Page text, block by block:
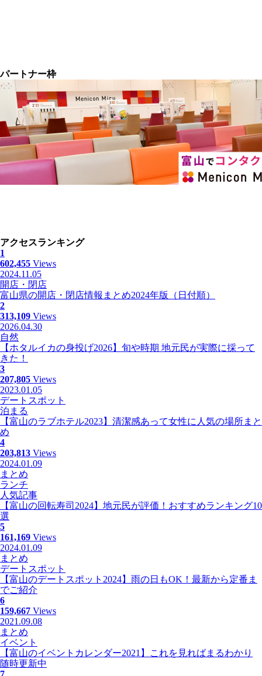
パートナー枠
アクセスランキング
1
602,455 Views
2024.11.05
開店・閉店
富山県の開店・閉店情報まとめ2024年版（日付順）
2
313,109 Views
2026.04.30
自然
【ホタルイカの身投げ2026】旬や時期 地元民が実際に採って
きた！
3
207,805 Views
2023.01.05
デートスポット
泊まる
【富山のラブホテル2023】清潔感あって女性に人気の場所まと
め
4
203,813 Views
2024.01.09
まとめ
ランチ
人気記事
【富山の回転寿司2024】地元民が評価！おすすめランキング10
選
5
161,169 Views
2024.01.09
まとめ
デートスポット
【富山のデートスポット2024】雨の日もOK！最新から定番ま
でご紹介
6
159,667 Views
2021.09.08
まとめ
イベント
【富山のイベントカレンダー2021】これを見ればまるわかり
随時更新中
7